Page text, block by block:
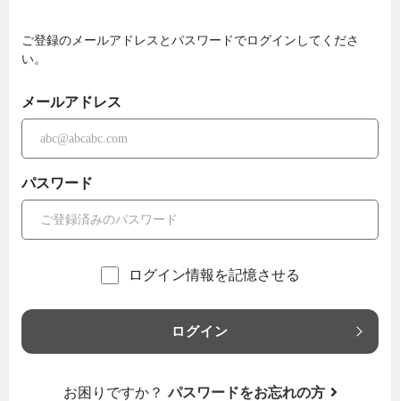
ご登録のメールアドレスとパスワードでログインしてくださ
い。
メールアドレス
パスワード
ログイン情報を記憶させる
ログイン
お困りですか？ パスワードをお忘れの方